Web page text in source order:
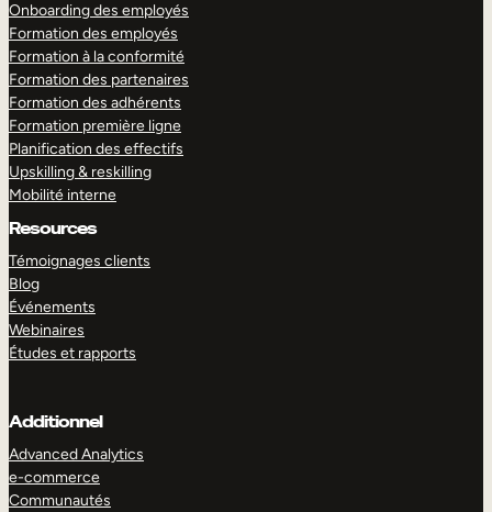
Onboarding des employés
Formation des employés
Formation à la conformité
Formation des partenaires
Formation des adhérents
Formation première ligne
Planification des effectifs
Upskilling & reskilling
Mobilité interne
Resources
Témoignages clients
Blog
Événements
Webinaires
Études et rapports
Additionnel
Advanced Analytics
e-commerce
Communautés